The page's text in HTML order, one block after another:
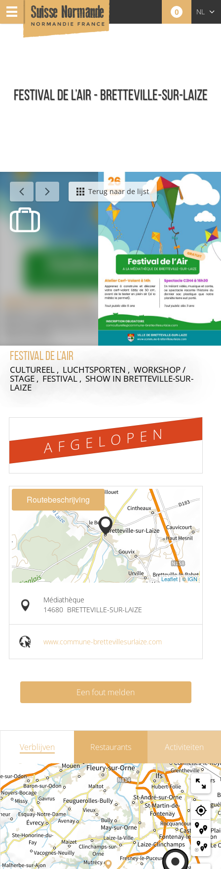
0 NL
FESTIVAL DE L’AIR - BRETTEVILLE-SUR-LAIZE
Agenda - NederlandsTerug naar de lijst
Festival de l’Air
CULTUREEL , LUCHTSPORTEN , WORKSHOP /
STAGE , FESTIVAL , SHOW IN BRETTEVILLE-SUR-
LAIZE
AFGELOPEN
Routebeschrijving
Leaflet|© IGN
Médiathèque
14680 BRETTEVILLE-SUR-LAIZE
www.commune-brettevillesurlaize.com
Een fout melden
Verblijven Restaurants Activiteiten